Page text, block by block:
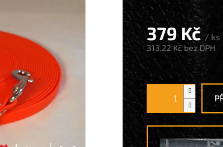
379 Kč / ks
313,22 Kčbez DPH
Měrná
cena: